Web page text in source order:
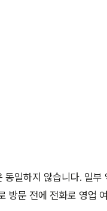
일하지 않습니다. 일
방문 전에 전화로 영업